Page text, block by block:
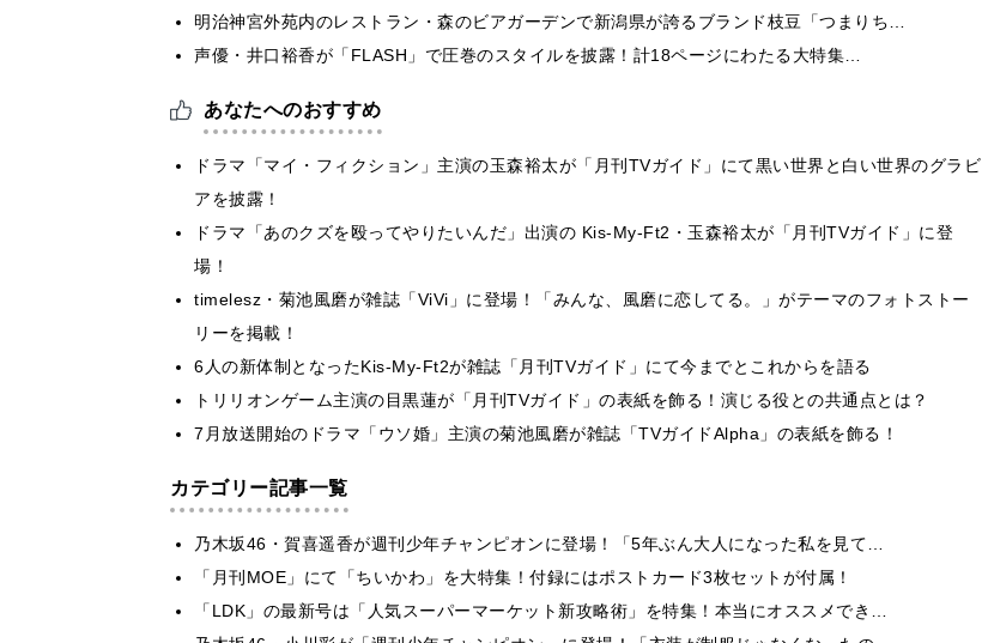
明治神宮外苑内のレストラン・森のビアガーデンで新潟県が誇るブランド枝豆「つまりち…
声優・井口裕香が「FLASH」で圧巻のスタイルを披露！計18ページにわたる大特集…
あなたへのおすすめ
ドラマ「マイ・フィクション」主演の玉森裕太が「月刊TVガイド」にて黒い世界と白い世界のグラビ
アを披露！
ドラマ「あのクズを殴ってやりたいんだ」出演の Kis-My-Ft2・玉森裕太が「月刊TVガイド」に登
場！
timelesz・菊池風磨が雑誌「ViVi」に登場！「みんな、風磨に恋してる。」がテーマのフォトストー
リーを掲載！
6人の新体制となったKis-My-Ft2が雑誌「月刊TVガイド」にて今までとこれからを語る
トリリオンゲーム主演の目黒蓮が「月刊TVガイド」の表紙を飾る！演じる役との共通点とは？
7月放送開始のドラマ「ウソ婚」主演の菊池風磨が雑誌「TVガイドAlpha」の表紙を飾る！
カテゴリー記事一覧
乃木坂46・賀喜遥香が週刊少年チャンピオンに登場！「5年ぶん大人になった私を見て…
「月刊MOE」にて「ちいかわ」を大特集！付録にはポストカード3枚セットが付属！
「LDK」の最新号は「人気スーパーマーケット新攻略術」を特集！本当にオススメでき…